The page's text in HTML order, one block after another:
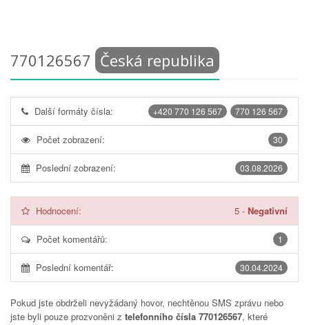
770126567 Česká republika
770 126 567
+420 770 126 567
Další formáty čísla:
30
Počet zobrazení:
03.08.2026
Poslední zobrazení:
Hodnocení: 5 - Negativní
1
Počet komentářů:
30.04.2024
Poslední komentář:
Pokud jste obdrželi nevyžádaný hovor, nechtěnou SMS zprávu nebo
jste byli pouze prozvoněni z telefonního čísla 770126567, které